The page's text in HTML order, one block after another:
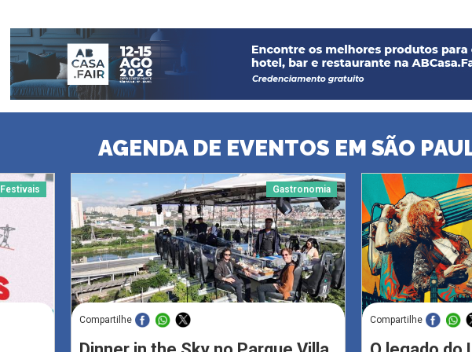
AGENDA DE EVENTOS EM SÃO
Festivais Gastronomia
Compartilhe Compartilhe